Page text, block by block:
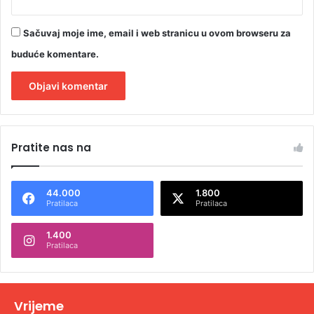
a
j
a
Sačuvaj moje ime, email i web stranicu u ovom browseru za
buduće komentare.
t
n
t
v
Pratite nas na
44.000
Pratilaca
1.800
Pratilaca
1.400
Pratilaca
Vrijeme